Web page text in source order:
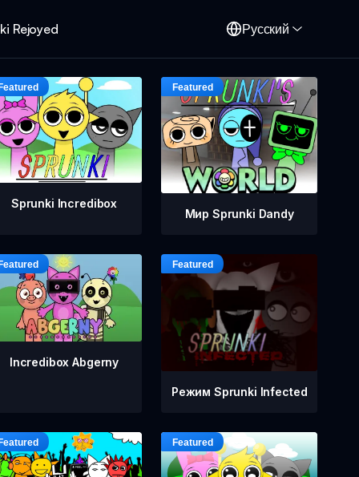
Rejoyed Русский
Sprunki Incredibox
Мир Sprunki Dandy
Incredibox Abgerny
Режим Sprunki Infected